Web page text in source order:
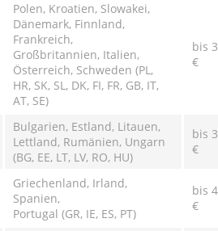
Polen, Kroatien, Slowakei,
Dänemark, Finnland,
Frankreich,
Großbritannien, Italien,
Österreich, Schweden (PL,
HR, SK, SL, DK, FI, FR, GB, IT,
AT, SE)
bis
€
Bulgarien, Estland, Litauen,
Lettland, Rumänien, Ungarn
(BG, EE, LT, LV, RO, HU)
bis
€
Griechenland, Irland,
Spanien,
Portugal (GR, IE, ES, PT)
bis
€